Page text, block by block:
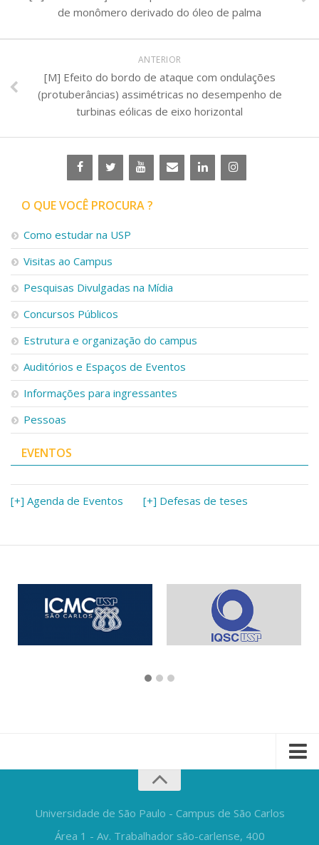
de monômero derivado do óleo de palma
ANTERIOR
[M] Efeito do bordo de ataque com ondulações
(protuberâncias) assimétricas no desempenho de
turbinas eólicas de eixo horizontal
O QUE VOCÊ PROCURA ?
Como estudar na USP
Visitas ao Campus
Pesquisas Divulgadas na Mídia
Concursos Públicos
Estrutura e organização do campus
Auditórios e Espaços de Eventos
Informações para ingressantes
Pessoas
EVENTOS
[+] Agenda de Eventos [+] Defesas de teses
Universidade de São Paulo - Campus de São Carlos
Área 1 - Av. Trabalhador são-carlense, 400